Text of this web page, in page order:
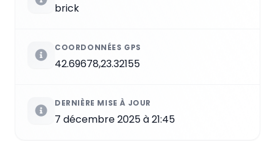
brick
COORDONNÉES GPS
42.69678,23.32155
DERNIÈRE MISE À JOUR
7 décembre 2025 à 21:45